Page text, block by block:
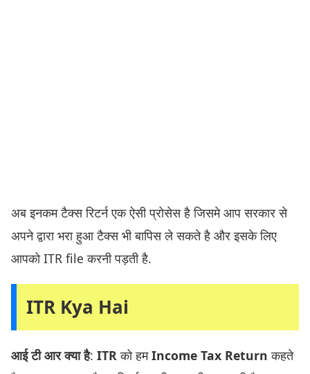
अब इनकम टैक्स रिटर्न एक ऐसी प्रोसेस है जिसमे आप सरकार से
अपने द्वारा भरा हुआ टैक्स भी बापिस ले सकते है और इसके लिए
आपको ITR file करनी पड़ती है.
ITR Kya Hai
आई टी आर क्या है: ITRको हमIncome Tax Returnकहते